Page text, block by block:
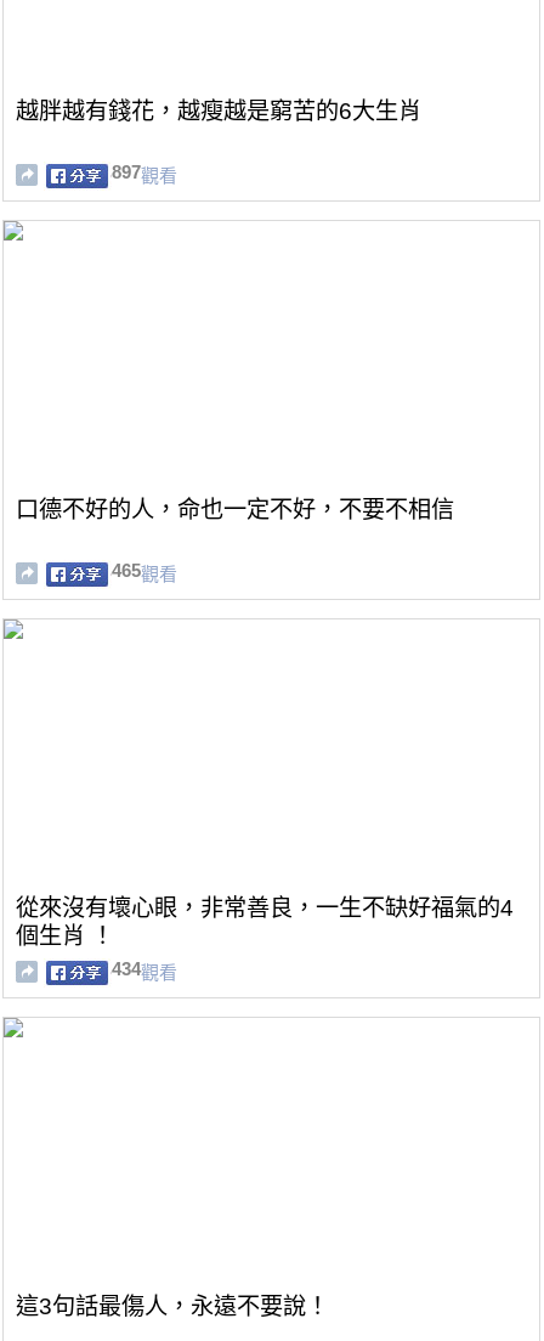
越胖越有錢花，越瘦越是窮苦的6大生肖
897觀看
口德不好的人，命也一定不好，不要不相信
465觀看
從來沒有壞心眼，非常善良，一生不缺好福氣的4
個生肖 ！
434觀看
這3句話最傷人，永遠不要說！